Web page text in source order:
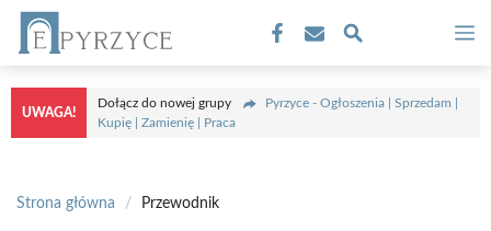
Przejdź
treści
UWAGA!
Dołącz do nowej grupy
Pyrzyce - Ogłoszenia | Sprzedam |
Kupię | Zamienię | Praca
Strona główna / Przewodnik